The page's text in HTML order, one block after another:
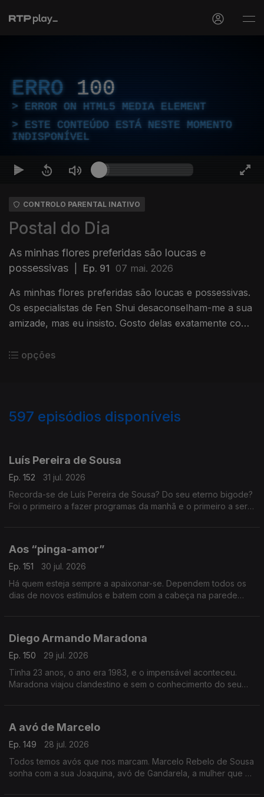
ERRO 100
ERROR ON HTML5 MEDIA ELEMENT
ESTE CONTEÚDO ESTÁ NESTE MOMENTO
INDISPONÍVEL
CONTROLO PARENTAL INATIVO
Postal do Dia
As minhas flores preferidas são loucas e
possessivas
Ep. 91 07 mai. 2026
As minhas flores preferidas são loucas e possessivas.
Os especialistas de Fen Shui desaconselham-me a sua
amizade, mas eu insisto. Gosto delas exatamente como
opções
597 episódios disponíveis
Luís Pereira de Sousa
Ep. 152
31 jul. 2026
Recorda-se de Luís Pereira de Sousa? Do seu eterno bigode?
Foi o primeiro a fazer programas da manhã e o primeiro a ser
Aos “pinga-amor”
Ep. 151
30 jul. 2026
Há quem esteja sempre a apaixonar-se. Dependem todos os
dias de novos estímulos e batem com a cabeça na parede
Diego Armando Maradona
Ep. 150
29 jul. 2026
Tinha 23 anos, o ano era 1983, e o impensável aconteceu.
Maradona viajou clandestino e sem o conhecimento do seu
A avó de Marcelo
Ep. 149
28 jul. 2026
Todos temos avós que nos marcam. Marcelo Rebelo de Sousa
sonha com a sua Joaquina, avó de Gandarela, a mulher que o